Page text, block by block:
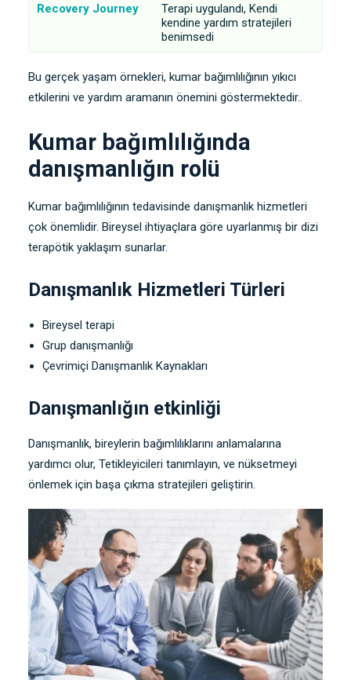
Recovery Journey
Terapi uygulandı, Kendi
kendine yardım stratejileri
benimsedi
Bu gerçek yaşam örnekleri, kumar bağımlılığının yıkıcı
etkilerini ve yardım aramanın önemini göstermektedir..
Kumar bağımlılığında
danışmanlığın rolü
Kumar bağımlılığının tedavisinde danışmanlık hizmetleri
çok önemlidir. Bireysel ihtiyaçlara göre uyarlanmış bir dizi
terapötik yaklaşım sunarlar.
Danışmanlık Hizmetleri Türleri
Bireysel terapi
Grup danışmanlığı
Çevrimiçi Danışmanlık Kaynakları
Danışmanlığın etkinliği
Danışmanlık, bireylerin bağımlılıklarını anlamalarına
yardımcı olur, Tetikleyicileri tanımlayın, ve nüksetmeyi
önlemek için başa çıkma stratejileri geliştirin.